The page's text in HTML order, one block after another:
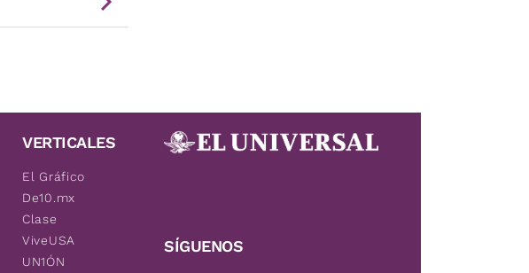
VERTICALES
El Gráfico
De10.mx
Clase
ViveUSA
UN1ÓN
SÍGUENOS